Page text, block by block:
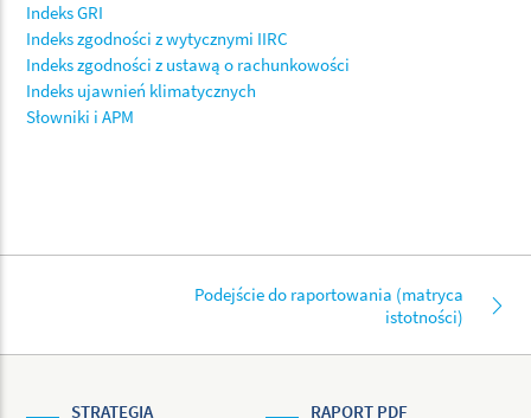
Indeks GRI
Indeks zgodności z wytycznymi IIRC
Indeks zgodności z ustawą o rachunkowości
Indeks ujawnień klimatycznych
Słowniki i APM
Podejście do raportowania (matryca
istotności)
STRATEGIA
RAPORT PDF